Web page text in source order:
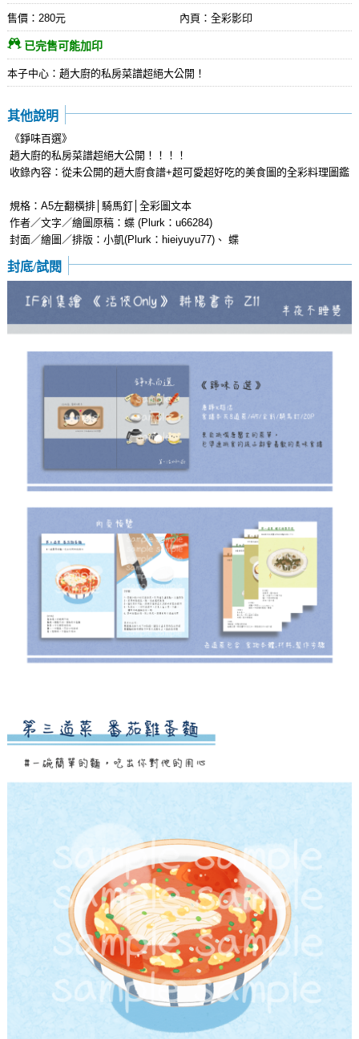
售價：280元 內頁：全彩影印
已完售可能加印
本子中心：趙大廚的私房菜譜超絕大公開！
其他說明
《錚味百選》
趙大廚的私房菜譜超絕大公開！！！！
收錄內容：從未公開的趙大廚食譜+超可愛超好吃的美食圖的全彩料理圖鑑
規格：A5左翻橫排│騎馬釘│全彩圖文本
作者／文字／繪圖原稿：蝶 (Plurk：u66284)
封面／繪圖／排版：小凱(Plurk：hieiyuyu77)、 蝶
封底/試閱